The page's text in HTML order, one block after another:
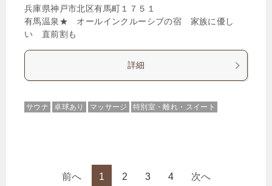
兵庫県神戸市北区有馬町１７５１
有馬温泉★ オールインクルーシブの宿 家族に優し
い 直前割も
詳細
サウナ 卓球あり マッサージ 特別室・離れ・スイート
前へ 1 2 3 4 次へ